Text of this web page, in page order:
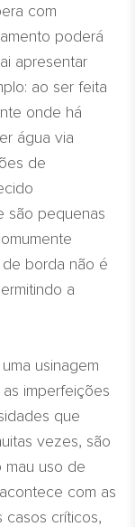
com
poderá
apresentar
ao ser feita
onde há
água via
de
são pequenas
borda não é
a
usinagem
imperfeições
que
vezes, são
uso de
com as
casos críticos,